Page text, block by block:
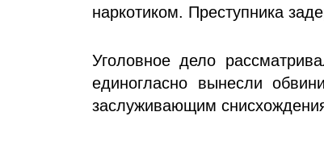
наркотиком. Преступника
Уголовное дело
единогласно вынесли
заслуживающим